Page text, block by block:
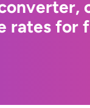
rates for